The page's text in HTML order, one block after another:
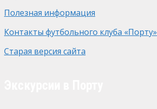
Полезная информация
Контакты футбольного клуба «Порту»
Старая версия сайта